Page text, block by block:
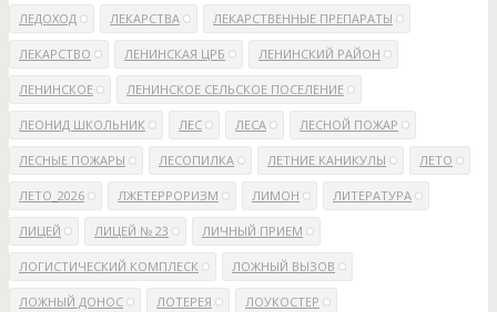
ЛЕДОХОД ЛЕКАРСТВА ЛЕКАРСТВЕННЫЕ ПРЕПАРАТЫ
ЛЕКАРСТВО ЛЕНИНСКАЯ ЦРБ ЛЕНИНСКИЙ РАЙОН
ЛЕНИНСКОЕ ЛЕНИНСКОЕ СЕЛЬСКОЕ ПОСЕЛЕНИЕ
ЛЕОНИД ШКОЛЬНИК ЛЕС ЛЕСА ЛЕСНОЙ ПОЖАР
ЛЕСНЫЕ ПОЖАРЫ ЛЕСОПИЛКА ЛЕТНИЕ КАНИКУЛЫ ЛЕТО
ЛЕТО_2026 ЛЖЕТЕРРОРИЗМ ЛИМОН ЛИТЕРАТУРА
ЛИЦЕЙ ЛИЦЕЙ № 23 ЛИЧНЫЙ ПРИЕМ
ЛОГИСТИЧЕСКИЙ КОМПЛЕСК ЛОЖНЫЙ ВЫЗОВ
ЛОЖНЫЙ ДОНОС ЛОТЕРЕЯ ЛОУКОСТЕР